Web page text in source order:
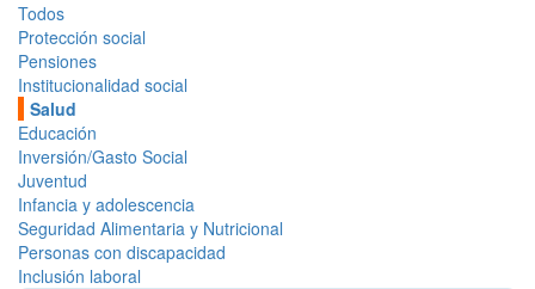
Todos
Protección social
Pensiones
Institucionalidad social
Salud
Educación
Inversión/Gasto Social
Juventud
Infancia y adolescencia
Seguridad Alimentaria y Nutricional
Personas con discapacidad
Inclusión laboral